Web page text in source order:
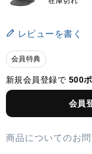
レビューを書く
会員特典
新規会員登録で 500
会員
商品についてのお